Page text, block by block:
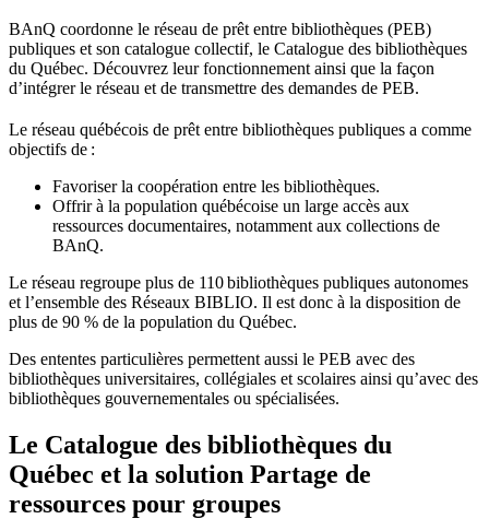
BAnQ coordonne le réseau de prêt entre bibliothèques (PEB)
publiques et son catalogue collectif, le Catalogue des bibliothèques
du Québec. Découvrez leur fonctionnement ainsi que la façon
d’intégrer le réseau et de transmettre des demandes de PEB.
Le réseau québécois de prêt entre bibliothèques publiques a comme
objectifs de :
Favoriser la coopération entre les bibliothèques.
Offrir à la population québécoise un large accès aux
ressources documentaires, notamment aux collections de
BAnQ.
Le réseau regroupe plus de 110bibliothèques publiques autonomes
et l’ensemble des Réseaux BIBLIO. Il est donc à la disposition de
plus de 90 % de la population du Québec.
Des ententes particulières permettent aussi le PEB avec des
bibliothèques universitaires, collégiales et scolaires ainsi qu’avec des
bibliothèques gouvernementales ou spécialisées.
Le Catalogue des bibliothèques du
Québec et la solution Partage de
ressources pour groupes